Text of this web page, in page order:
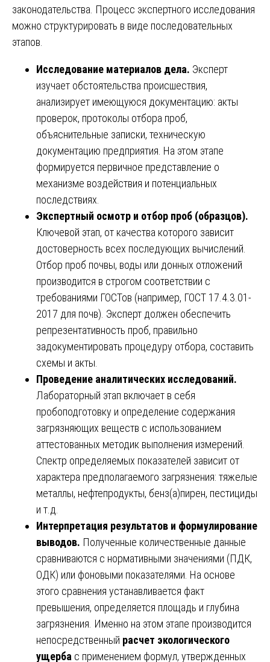
законодательства. Процесс экспертного исследования
можно структурировать в виде последовательных
этапов.
Исследование материалов дела. Эксперт
изучает обстоятельства происшествия,
анализирует имеющуюся документацию: акты
проверок, протоколы отбора проб,
объяснительные записки, техническую
документацию предприятия. На этом этапе
формируется первичное представление о
механизме воздействия и потенциальных
последствиях.
Экспертный осмотр и отбор проб (образцов).
Ключевой этап, от качества которого зависит
достоверность всех последующих вычислений.
Отбор проб почвы, воды или донных отложений
производится в строгом соответствии с
требованиями ГОСТов (например, ГОСТ 17.4.3.01-
2017 для почв). Эксперт должен обеспечить
репрезентативность проб, правильно
задокументировать процедуру отбора, составить
схемы и акты.
Проведение аналитических исследований.
Лабораторный этап включает в себя
пробоподготовку и определение содержания
загрязняющих веществ с использованием
аттестованных методик выполнения измерений.
Спектр определяемых показателей зависит от
характера предполагаемого загрязнения: тяжелые
металлы, нефтепродукты, бенз(а)пирен, пестициды
и т.д.
Интерпретация результатов и формулирование
выводов. Полученные количественные данные
сравниваются с нормативными значениями (ПДК,
ОДК) или фоновыми показателями. На основе
этого сравнения устанавливается факт
превышения, определяется площадь и глубина
загрязнения. Именно на этом этапе производится
непосредственный расчет экологического
ущерба с применением формул, утвержденных